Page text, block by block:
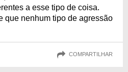
a esse tipo de coisa.
que nenhum tipo de agressão
COMPARTILHAR